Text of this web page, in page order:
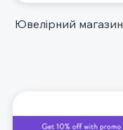
Ювелірний магазин